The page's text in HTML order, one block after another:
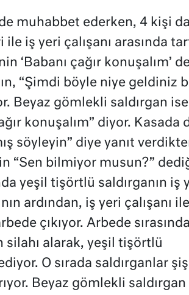
muhabbet ederken, 4 kişi
iş yeri çalışanı arasında
‘Babanı çağır konuşalım’
“Şimdi böyle niye geldiniz
Beyaz gömlekli saldırgan
konuşalım” diyor. Kasada
söyleyin” diye yanıt
“Sen bilmiyor musun?”
yeşil tişörtlü saldırganın iş
ardından, iş yeri çalışanı
çıkıyor. Arbede
silahı alarak, yeşil tişörtlü
O sırada saldırganlar
Beyaz gömlekli saldırgan